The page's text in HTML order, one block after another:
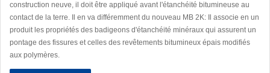
construction neuve, il doit être appliqué avant l'étanchéité bitumineuse au
contact de la terre. Il en va différemment du nouveau MB 2K: Il associe en un
produit les propriétés des badigeons d'étanchéité minéraux qui assurent un
pontage des fissures et celles des revêtements bitumineux épais modifiés
aux polymères.